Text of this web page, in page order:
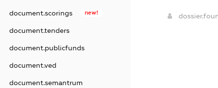
document.scorings new!
document.tenders
document.publicfunds
document.ved
document.semantrum